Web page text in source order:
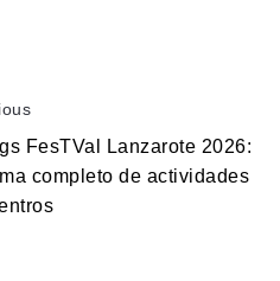
FesTVal Lanzarote 2026:
completo de actividades